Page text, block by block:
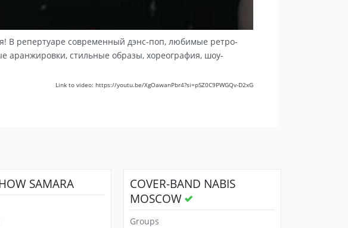
В репертуаре современный дэнс-поп, любимые ретро-
аранжировки, стильные образы, хореография, шоу-
Link to video: https://youtu.be/XgOawanPbr4?si=pSZ0C9PWGQv-D2xG
SAMARA
COVER-BAND NABIS
MOSCOW
Groups